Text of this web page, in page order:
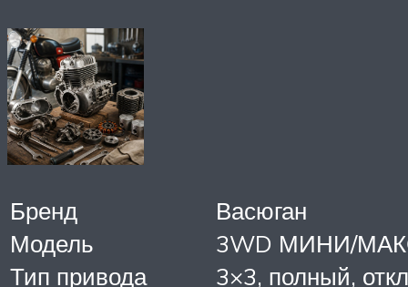
Бренд
Васюган
Модель
3WD МИНИ/
Тип привода
3×3, полный,